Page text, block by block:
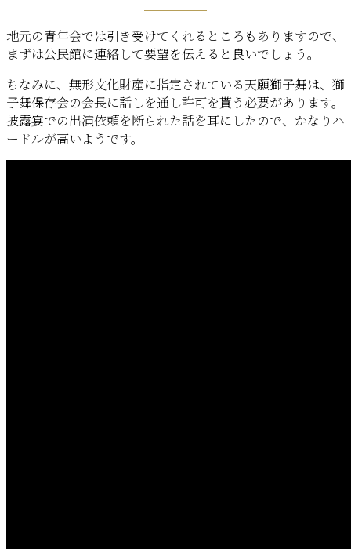
地元の青年会では引き受けてくれるところもありますので、
まずは公民館に連絡して要望を伝えると良いでしょう。
ちなみに、無形文化財産に指定されている天願獅子舞は、獅
子舞保存会の会長に話しを通し許可を貰う必要があります。
披露宴での出演依頼を断られた話を耳にしたので、かなりハ
ードルが高いようです。